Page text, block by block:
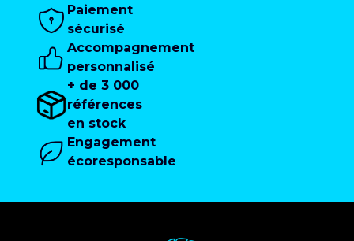
Paiement
sécurisé
Accompagnement
personnalisé
+ de 3 000
références
en stock
Engagement
écoresponsable